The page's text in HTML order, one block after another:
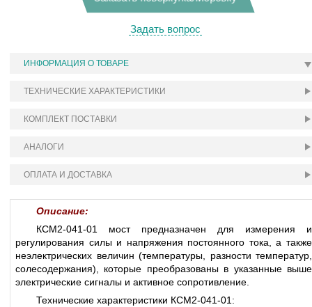
Задать вопрос
ИНФОРМАЦИЯ О ТОВАРЕ
ТЕХНИЧЕСКИЕ ХАРАКТЕРИСТИКИ
КОМПЛЕКТ ПОСТАВКИ
АНАЛОГИ
ОПЛАТА И ДОСТАВКА
Описание:
КСМ2-041-01 мост предназначен для измерения и
регулирования силы и напряжения постоянного тока, а также
неэлектрических величин (температуры, разности температур,
солесодержания), которые преобразованы в указанные выше
электрические сигналы и активное сопротивление.
Технические характеристики КСМ2-041-01: